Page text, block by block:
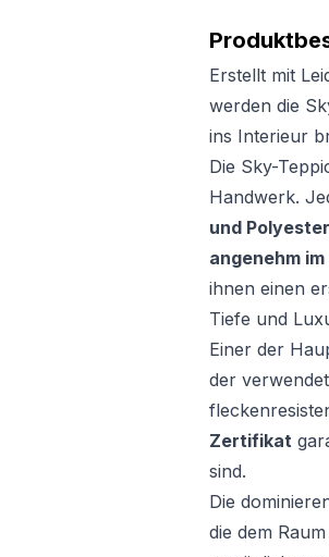
Erstellt mit
werden die
ins Interieur
Die Sky-
Handwerk.
und Polyester
angenehm
ihnen einen
Tiefe und
Einer der
der
Zertifikat
sind.
Die
die dem